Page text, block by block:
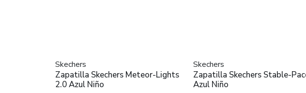
Skechers
Zapatilla Skechers Meteor-Lights
2.0 Azul Niño
Skechers
Zapatilla Skechers Stable-
Azul Niño